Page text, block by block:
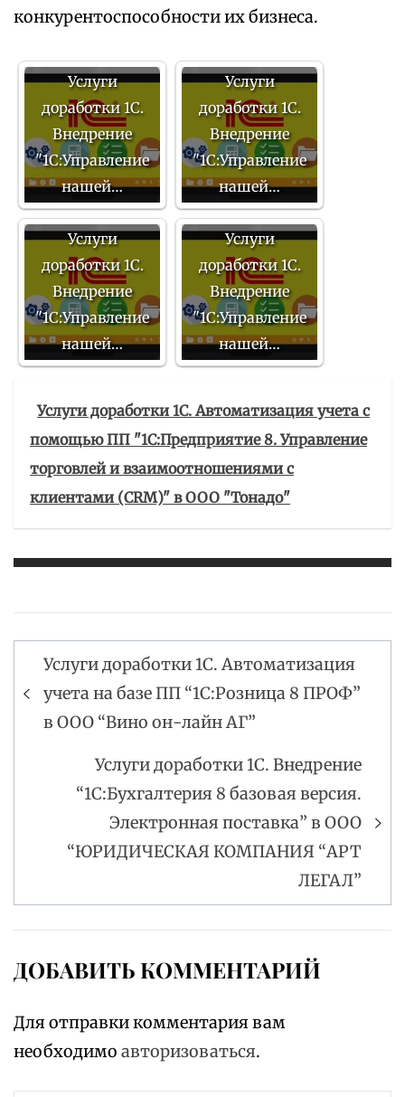
конкурентоспособности их бизнеса.
Услуги
доработки 1С.
Внедрение
"1С:Управление
нашей…
Услуги
доработки 1С.
Внедрение
"1С:Управление
нашей…
Услуги
доработки 1С.
Внедрение
"1С:Управление
нашей…
Услуги
доработки 1С.
Внедрение
"1С:Управление
нашей…
Услуги доработки 1С. Автоматизация учета с
помощью ПП "1С:Предприятие 8. Управление
торговлей и взаимоотношениями с
клиентами (CRM)" в ООО "Тонадо"
Навигация
по
записям
Услуги доработки 1С. Автоматизация
учета на базе ПП “1С:Розница 8 ПРОФ”
в ООО “Вино он-лайн АГ”
Услуги доработки 1С. Внедрение
“1С:Бухгалтерия 8 базовая версия.
Электронная поставка” в ООО
“ЮРИДИЧЕСКАЯ КОМПАНИЯ “АРТ
ЛЕГАЛ”
ДОБАВИТЬ КОММЕНТАРИЙ
Для отправки комментария вам
необходимо авторизоваться.